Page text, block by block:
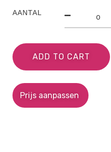
AANTAL
ADD TO CART
Prijs aanpassen